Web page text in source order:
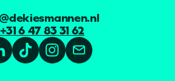
+31 6 47 83 31 62